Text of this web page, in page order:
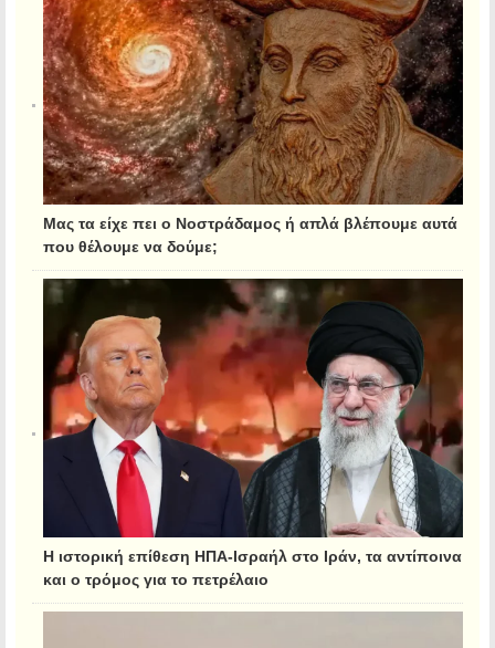
Μας τα είχε πει ο Νοστράδαμος ή απλά βλέπουμε αυτά
που θέλουμε να δούμε;
Η ιστορική επίθεση ΗΠΑ-Ισραήλ στο Ιράν, τα αντίποινα
και ο τρόμος για το πετρέλαιο